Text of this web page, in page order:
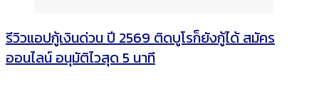
รีวิวแอปกู้เงินด่วน ปี 2569 ติดบูโรก็ยังกู้ได้ สมัคร
ออนไลน์ อนุมัติไวสุด 5 นาที